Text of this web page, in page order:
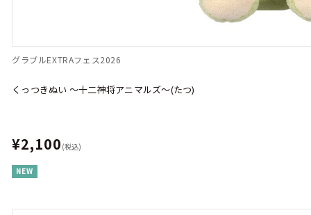
グラブルEXTRAフェス2026
くっつきぬい ～十二神将アニマルズ～(たつ)
¥2,100 (税込)
NEW